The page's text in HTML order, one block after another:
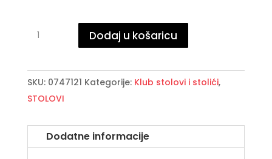
BEIGE
stolić
Dodaj u košaricu
SKU: 0747121 Kategorije: Klub stolovi i stolići,
STOLOVI
Dodatne informacije